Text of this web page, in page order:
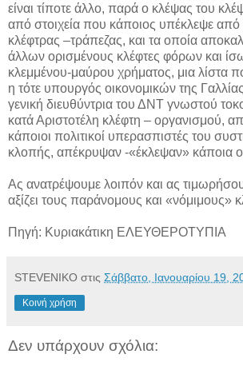
είναι τίποτε άλλο, παρά ο κλέψας του
από στοιχεία που κάποιος υπέκλεψε από
κλέφτρας –τράπεζας, και τα οποία
άλλων ορισμένους κλέφτες φόρων και
κλεμμένου-μαύρου χρήματος, μια λίστα
η τότε υπουργός οικονομικών της Γαλλίας
γενική διευθύντρια του ΔΝΤ γνωστού
κατά Αριστοτέλη κλέφτη – οργανισμού,
κάποιοι πολιτικοί υπερασπιστές του
κλοπής, απέκρυψαν -«έκλεψαν» κάποια
Ας ανατρέψουμε λοιπόν και ας
αξίζει τους παράνομους και «νόμιμους»
Πηγή: Κυριακάτικη ΕΛΕΥΘΕΡΟΤΥΠΙΑ
STEVENIKO στις Σάββατο, Ιανουαρίου 19,
Κοινή χρήση
Δεν υπάρχουν σχόλια: